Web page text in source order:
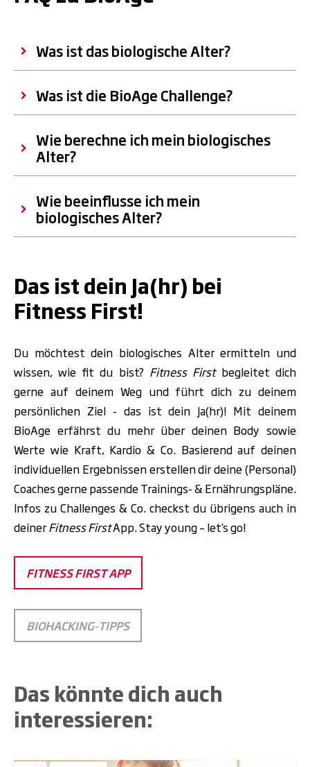
Was ist das biologische Alter?
Was ist die BioAge Challenge?
Wie berechne ich mein biologisches
Alter?
Wie beeinflusse ich mein
biologisches Alter?
Das ist dein Ja(hr) bei
Fitness First!
Du möchtest dein biologisches Alter ermitteln und
wissen, wie fit du bist? Fitness First begleitet dich
gerne auf deinem Weg und führt dich zu deinem
persönlichen Ziel - das ist dein Ja(hr)! Mit deinem
BioAge erfährst du mehr über deinen Body sowie
Werte wie Kraft, Kardio & Co. Basierend auf deinen
individuellen Ergebnissen erstellen dir deine (Personal)
Coaches gerne passende Trainings- & Ernährungspläne.
Infos zu Challenges & Co. checkst du übrigens auch in
deinerFitness FirstApp. Stay young – let’s go!
FITNESS FIRST APP
BIOHACKING-TIPPS
Das könnte dich auch
interessieren: